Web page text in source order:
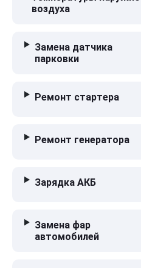
воздуха
Замена датчика
парковки
Ремонт стартера
Ремонт генератора
Зарядка АКБ
Замена фар
автомобилей